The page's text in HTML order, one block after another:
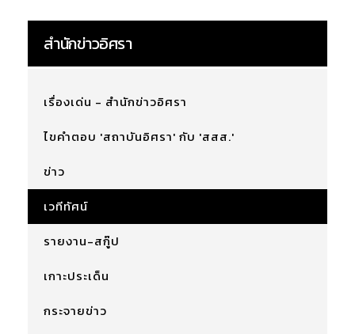
สำนักข่าวอิศรา
เรื่องเด่น - สำนักข่าวอิศรา
ไขคำตอบ 'สถาบันอิศรา' กับ 'สสส.'
ข่าว
เวทีทัศน์
รายงาน-สกู๊ป
เกาะประเด็น
กระจายข่าว